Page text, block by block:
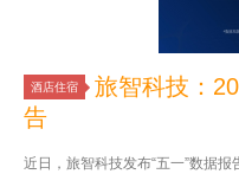
酒店住宿
旅智科技：
告
近日，旅智科技发布“五一”数据